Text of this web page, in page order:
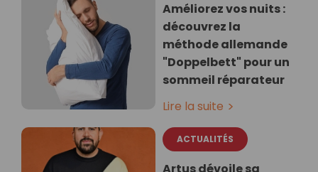
Améliorez vos nuits :
découvrez la
méthode allemande
"Doppelbett" pour un
sommeil réparateur
Lire la suite
ACTUALITÉS